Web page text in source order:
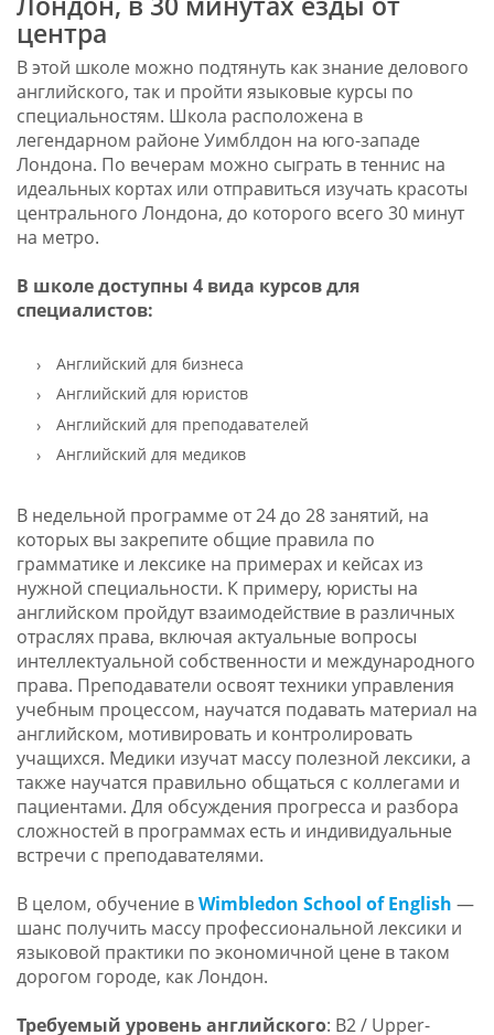
центра
В этой школе можно подтянуть как знание делового
английского, так и пройти языковые курсы по
специальностям. Школа расположена в
легендарном районе Уимблдон на юго-западе
Лондона. По вечерам можно сыграть в теннис на
идеальных кортах или отправиться изучать красоты
центрального Лондона, до которого всего 30 минут
на метро.
В школе доступны 4 вида курсов для
специалистов:
Английский для бизнеса
Английский для юристов
Английский для преподавателей
Английский для медиков
В недельной программе от 24 до 28 занятий, на
которых вы закрепите общие правила по
грамматике и лексике на примерах и кейсах из
нужной специальности. К примеру, юристы на
английском пройдут взаимодействие в различных
отраслях права, включая актуальные вопросы
интеллектуальной собственности и международного
права. Преподаватели освоят техники управления
учебным процессом, научатся подавать материал на
английском, мотивировать и контролировать
учащихся. Медики изучат массу полезной лексики, а
также научатся правильно общаться с коллегами и
пациентами. Для обсуждения прогресса и разбора
сложностей в программах есть и индивидуальные
встречи с преподавателями.
В целом, обучение вWimbledon School of English —
шанс получить массу профессиональной лексики и
языковой практики по экономичной цене в таком
дорогом городе, как Лондон.
Требуемый уровень английского: B2 / Upper-